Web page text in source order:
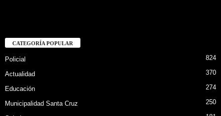
CATEGORÍA POPULAR
Policial 824
Actualidad 370
Educación 274
Municipalidad Santa Cruz 250